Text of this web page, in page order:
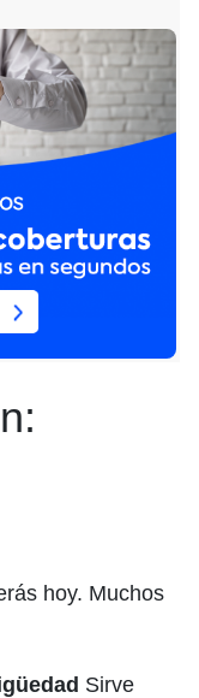
hoy. Muchos
Sirve